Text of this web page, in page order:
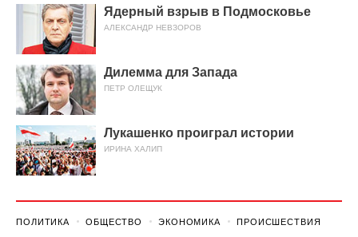
Ядерный взрыв в Подмосковье
АЛЕКСАНДР НЕВЗОРОВ
Дилемма для Запада
ПЕТР ОЛЕЩУК
Лукашенко проиграл истории
ИРИНА ХАЛИП
ПОЛИТИКА ОБЩЕСТВО ЭКОНОМИКА ПРОИСШЕСТВИЯ